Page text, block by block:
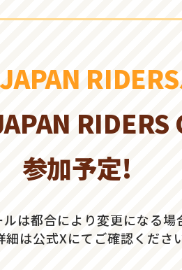
JAPAN
RIDERS
参加予定!
は都合により変更になる場
細は公式Xにてご確認ください